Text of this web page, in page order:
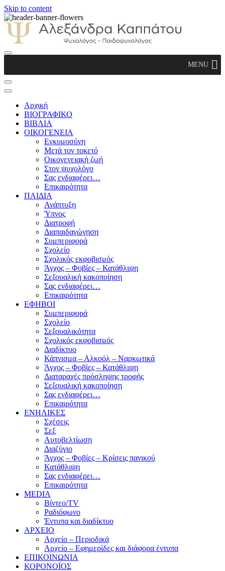
Skip to content
Παιδοψυχολόγος
MENU
Αρχική
ΒΙΟΓΡΑΦΙΚΟ
ΒΙΒΛΙΑ
ΟΙΚΟΓΕΝΕΙΑ
Εγκυμοσύνη
Μετά τον τοκετό
Οικογενειακή ζωή
Στον ψυχολόγο
Σας ενδιαφέρει…
Επικαιρότητα
ΠΑΙΔΙΑ
Ανάπτυξη
Ύπνος
Διατροφή
Διαπαιδαγώγηση
Συμπεριφορά
Σχολείο
Σχολικός εκφοβισμός
Άγχος – Φοβίες – Κατάθλιψη
Σεξουαλική κακοποίηση
Σας ενδιαφέρει…
Επικαιρότητα
ΕΦΗΒΟΙ
Συμπεριφορά
Σχολείο
Σεξουαλικότητα
Σχολικός εκφοβισμός
Διαδίκτυο
Κάπνισμα – Αλκοόλ – Ναρκωτικά
Άγχος – Φοβίες – Κατάθλιψη
Διαταραχές πρόσληψης τροφής
Σεξουαλική κακοποίηση
Σας ενδιαφέρει…
Επικαιρότητα
ΕΝΗΛΙΚΕΣ
Σχέσεις
Σεξ
Αυτοβελτίωση
Διαζύγιο
Άγχος – Φοβίες – Κρίσεις πανικού
Κατάθλιψη
Σας ενδιαφέρει…
Επικαιρότητα
MEDIA
Βίντεο/TV
Ραδιόφωνο
Έντυπα και διαδίκτυο
ΑΡΧΕΙΟ
Αρχείο – Περιοδικά
Αρχείο – Εφημερίδες και διάφορα έντυπα
ΕΠΙΚΟΙΝΩΝΙΑ
ΚΟΡΟΝΟΪΟΣ